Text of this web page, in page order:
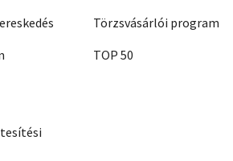
Törzsvásárlói program
TOP 50